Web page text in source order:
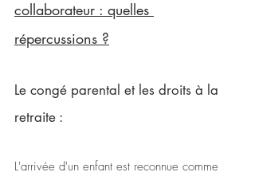
collaborateur : quelles
répercussions ?
Le congé parental et les droits à la
retraite :
L'arrivée d'un enfant est reconnue comme